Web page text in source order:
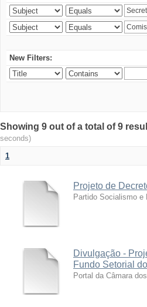
New Filters:
Showing 9 out of a total of 9
seconds)
1
Projeto de
Partido Socialismo e
Divulgação -
Fundo Setorial
Portal da Câmara